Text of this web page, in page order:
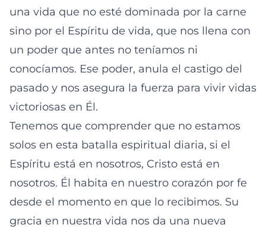
una vida que no esté dominada por la carne
sino por el Espíritu de vida, que nos llena con
un poder que antes no teníamos ni
conocíamos. Ese poder, anula el castigo del
pasado y nos asegura la fuerza para vivir vidas
victoriosas en Él.
Tenemos que comprender que no estamos
solos en esta batalla espiritual diaria, si el
Espíritu está en nosotros, Cristo está en
nosotros. Él habita en nuestro corazón por fe
desde el momento en que lo recibimos. Su
gracia en nuestra vida nos da una nueva